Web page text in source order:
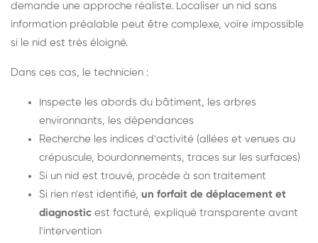
demande une approche réaliste. Localiser un nid sans
information préalable peut être complexe, voire impossible
si le nid est très éloigné.
Dans ces cas, le technicien :
Inspecte les abords du bâtiment, les arbres
environnants, les dépendances
Recherche les indices d'activité (allées et venues au
crépuscule, bourdonnements, traces sur les surfaces)
Si un nid est trouvé, procède à son traitement
Si rien n'est identifié, un forfait de déplacement et
diagnostic est facturé, expliqué transparente avant
l'intervention